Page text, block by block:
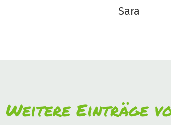
Sara
Weitere Einträge